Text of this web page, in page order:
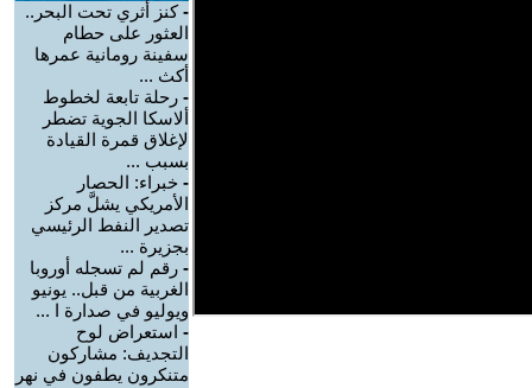
-كنز أثري تحت البحر..
العثور على حطام
سفينة رومانية عمرها
أكث ...
- رحلة تابعة لخطوط
ألاسكا الجوية تضطر
لإغلاق قمرة القيادة
بسبب ...
- خبراء: الحصار
الأمريكي يشلَّ مركز
تصدير النفط الرئيسي
بجزيرة ...
- رقم لم تسجله أوروبا
الغربية من قبل.. يونيو
ويوليو في صدارة ا ...
- استعراض لوح
التجديف: مشاركون
متنكرون يطفون في نهر